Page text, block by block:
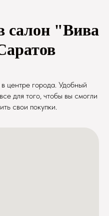
салон "Вива
центре города. Удобный
для того, чтобы вы смогли
свои покупки.